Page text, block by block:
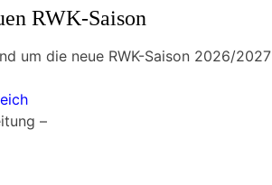
RWK-Saison
um die neue RWK-Saison 2026/2027
–